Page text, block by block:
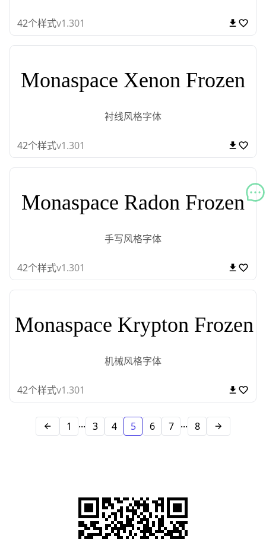
42个样式v1.301
Monaspace Xenon Frozen
衬线风格字体
42个样式v1.301
Monaspace Radon Frozen
手写风格字体
42个样式v1.301
Monaspace Krypton Frozen
机械风格字体
42个样式v1.301
1 ... 3 4 5 6 7 ... 8